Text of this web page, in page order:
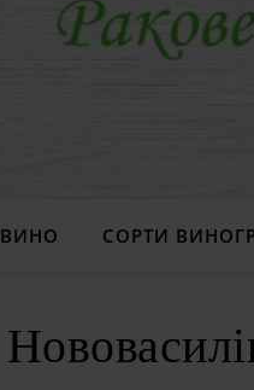
ВИНО СОРТИ